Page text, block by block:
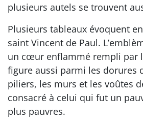
plusieurs autels se trouvent
Plusieurs tableaux évoquent
saint Vincent de Paul.
un cœur enflammé rempli par
figure aussi parmi les dorures
piliers, les murs et les voûtes
consacré à celui qui fut un
plus pauvres.